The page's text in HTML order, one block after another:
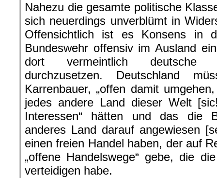
Nahezu die gesamte politische
sich neuerdings unverblümt in
Offensichtlich ist es Konsens in
Bundeswehr offensiv im Ausland
dort vermeintlich deutsche
durchzusetzen. Deutschland
Karrenbauer, „offen damit
jedes andere Land dieser Welt
Interessen“ hätten und das die
anderes Land darauf angewiesen
einen freien Handel haben, der auf
„offene Handelswege“ gebe, die
verteidigen habe.